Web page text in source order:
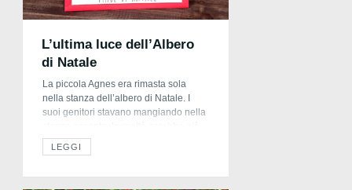
L’ultima luce dell’Albero
di Natale
La piccola Agnes era rimasta sola
nella stanza dell’albero di Natale. I
suoi genitori stavano mangiando nella
dovuta essere a letto da tempo, ma
aveva chiesto di poter restare nella
LEGGI